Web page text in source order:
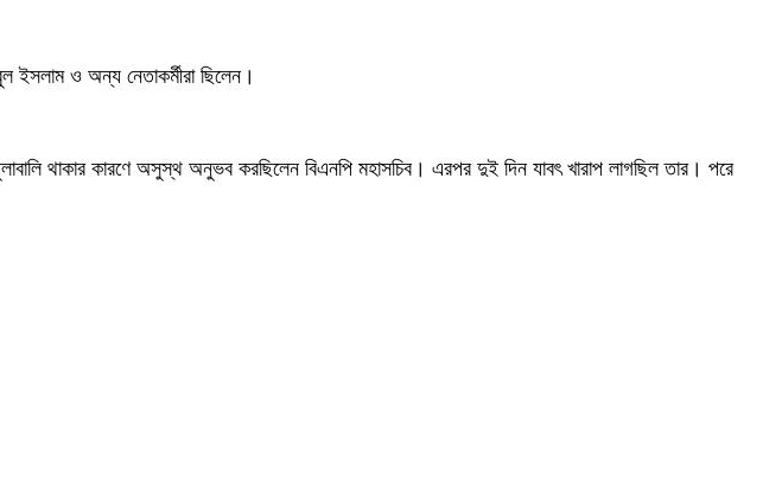
ইসলাম ও অন্য নেতাকর্মীরা ছিলেন।
থাকার কারণে অসুস্থ অনুভব করছিলেন বিএনপি মহাসচিব। এরপর দুই দিন যাবৎ খারাপ লাগছিল তার। পরে